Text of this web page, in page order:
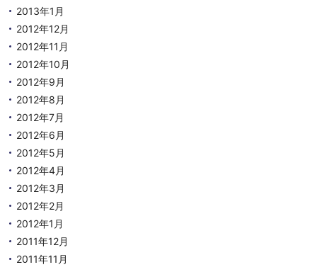
2013年1月
2012年12月
2012年11月
2012年10月
2012年9月
2012年8月
2012年7月
2012年6月
2012年5月
2012年4月
2012年3月
2012年2月
2012年1月
2011年12月
2011年11月